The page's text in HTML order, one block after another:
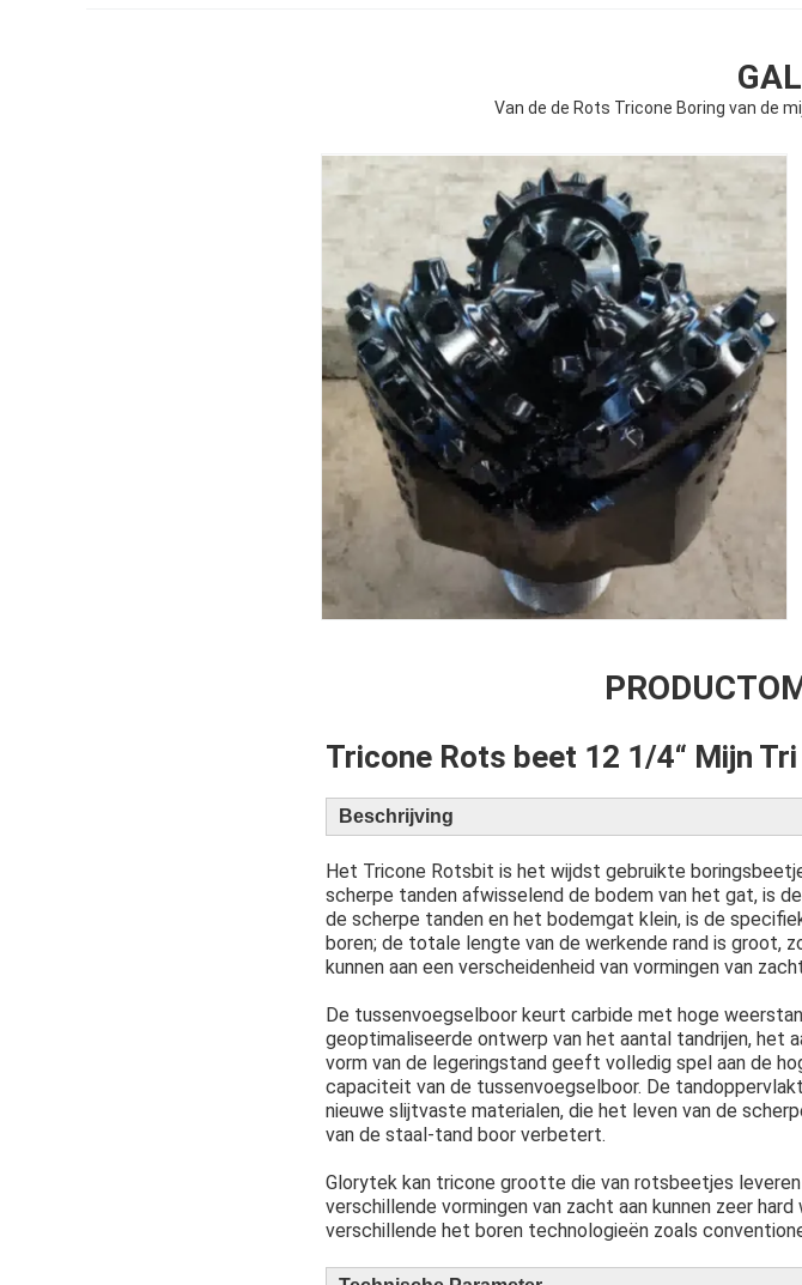
Van de de Rots Tricone Boring van de
Tricone Rots beet 12 1/4“ Mijn
Beschrijving
Het Tricone Rotsbit is het wijdst gebruikte
scherpe tanden afwisselend de bodem van het gat, is
de scherpe tanden en het bodemgat klein, is de
boren; de totale lengte van de werkende rand is groot,
kunnen aan een verscheidenheid van vormingen van
De tussenvoegselboor keurt carbide met hoge
geoptimaliseerde ontwerp van het aantal tandrijen, het
vorm van de legeringstand geeft volledig spel aan de
capaciteit van de tussenvoegselboor. De
nieuwe slijtvaste materialen, die het leven van de
van de staal-tand boor verbetert.
Glorytek kan tricone grootte die van rotsbeetjes
verschillende vormingen van zacht aan kunnen zeer
verschillende het boren technologieën zoals